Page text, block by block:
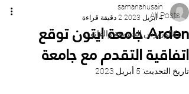
All Posts
بكالوريوس الشريعة والقانون
Arden جامعة ايتون توقع
اتفاقية التقدم مع جامعة
samanahusain
4 أبريل 2023
2 دقيقة قراءة
تاريخ التحديث: 5 أبريل 2023